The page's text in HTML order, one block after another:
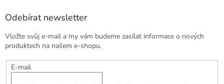
Odebírat newsletter
Vložte svůj e-mail a my vám budeme zasílat informace o nových
produktech na našem e-shopu.
E-mail